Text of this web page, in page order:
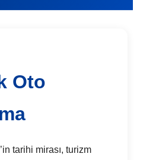
Oto
tarihi mirası, turizm